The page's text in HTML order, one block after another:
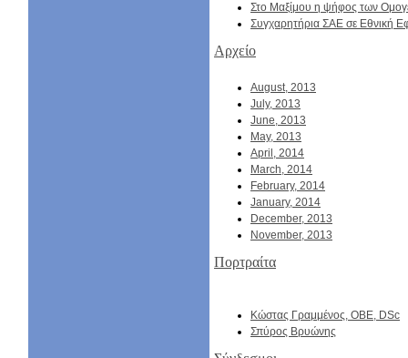
Στο Μαξίμου η ψήφος των
Συγχαρητήρια ΣΑΕ σε Εθνική
Αρχείο
August, 2013
July, 2013
June, 2013
May, 2013
April, 2014
March, 2014
February, 2014
January, 2014
December, 2013
November, 2013
Πορτραίτα
Κώστας Γραμμένος, ΟΒΕ, DSc
Σπύρος Βρυώνης